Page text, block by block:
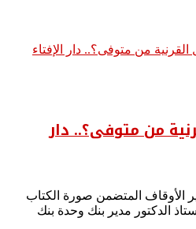
من متوفى؟.. دار
الأوقاف المتضمن صورة الكتاب
الدكتور مدير بنك وحدة بنك